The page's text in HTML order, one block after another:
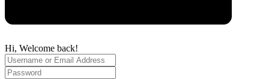
Hi, Welcome back!